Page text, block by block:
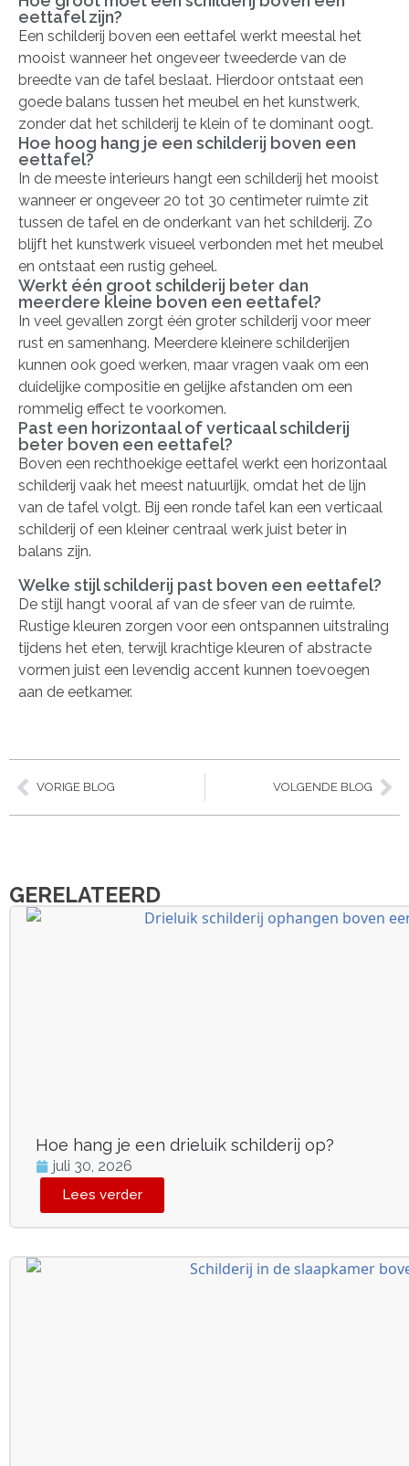
eettafel zijn?
Een schilderij boven een eettafel werkt meestal het
mooist wanneer het ongeveer tweederde van de
breedte van de tafel beslaat. Hierdoor ontstaat een
goede balans tussen het meubel en het kunstwerk,
zonder dat het schilderij te klein of te dominant oogt.
Hoe hoog hang je een schilderij boven een
eettafel?
In de meeste interieurs hangt een schilderij het mooist
wanneer er ongeveer 20 tot 30 centimeter ruimte zit
tussen de tafel en de onderkant van het schilderij. Zo
blijft het kunstwerk visueel verbonden met het meubel
en ontstaat een rustig geheel.
Werkt één groot schilderij beter dan
meerdere kleine boven een eettafel?
In veel gevallen zorgt één groter schilderij voor meer
rust en samenhang. Meerdere kleinere schilderijen
kunnen ook goed werken, maar vragen vaak om een
duidelijke compositie en gelijke afstanden om een
rommelig effect te voorkomen.
Past een horizontaal of verticaal schilderij
beter boven een eettafel?
Boven een rechthoekige eettafel werkt een horizontaal
schilderij vaak het meest natuurlijk, omdat het de lijn
van de tafel volgt. Bij een ronde tafel kan een verticaal
schilderij of een kleiner centraal werk juist beter in
balans zijn.
Welke stijl schilderij past boven een eettafel?
De stijl hangt vooral af van de sfeer van de ruimte.
Rustige kleuren zorgen voor een ontspannen uitstraling
tijdens het eten, terwijl krachtige kleuren of abstracte
vormen juist een levendig accent kunnen toevoegen
aan de eetkamer.
VORIGE BLOG VOLGENDE BLOG
GERELATEERD
Hoe hang je een drieluik schilderij op?
juli 30, 2026
Lees verder